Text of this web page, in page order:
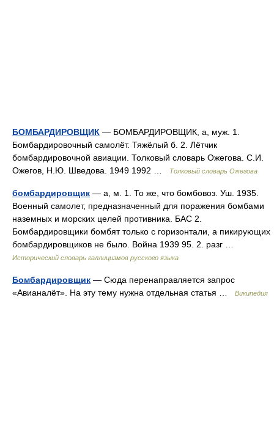
БОМБАРДИРОВЩИК — БОМБАРДИРОВЩИК, а, муж. 1.
Бомбардировочный самолёт. Тяжёлый б. 2. Лётчик
бомбардировочной авиации. Толковый словарь Ожегова. С.И.
Ожегов, Н.Ю. Шведова. 1949 1992 …
Толковый словарь Ожегова
бомбардировщик — а, м. 1. То же, что бомбовоз. Уш. 1935.
Военный самолет, предназначенный для поражения бомбами
наземных и морских целей противника. БАС 2.
Бомбардировщики бомбят только с горизонтали, а пикирующих
бомбардировщиков не было. Война 1939 95. 2. разг …
Исторический словарь галлицизмов русского языка
Бомбардировщик — Сюда перенаправляется запрос
«Авианалёт». На эту тему нужна отдельная статья …
Википедия